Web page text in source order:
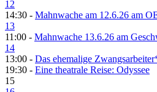
12
14:30 - Mahnwache am 12.6.26 am
13
11:00 - Mahnwache 13.6.26 am
14
13:00 - Das ehemalige
19:30 - Eine theatrale Reise: Odyssee
15